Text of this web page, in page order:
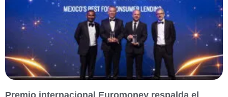
Premio internacional Euromoney respalda el